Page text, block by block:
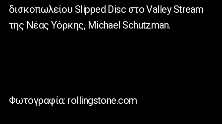
δισκοπωλείου Slipped Disc στο Valley Stream
της Νέας Υόρκης, Michael Schutzman.
Φωτογραφία: rollingstone.com